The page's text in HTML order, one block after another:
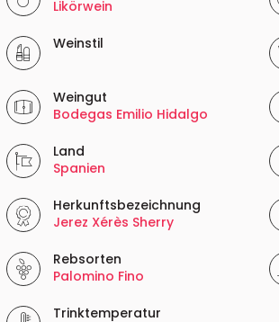
Likörwein
Weinstil
Weingut
Bodegas Emilio Hidalgo
Land
Spanien
Herkunftsbezeichnung
Jerez Xérès Sherry
Rebsorten
Palomino Fino
Trinktemperatur